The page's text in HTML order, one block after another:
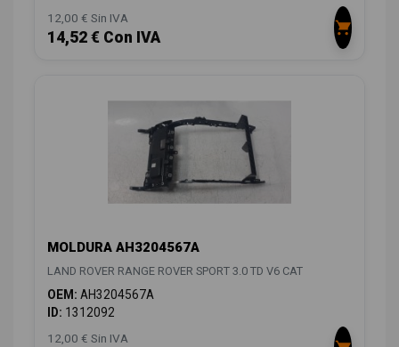
12,00 € Sin IVA
14,52 € Con IVA
MOLDURA AH3204567A
LAND ROVER RANGE ROVER SPORT 3.0 TD V6 CAT
OEM: AH3204567A
ID: 1312092
12,00 € Sin IVA